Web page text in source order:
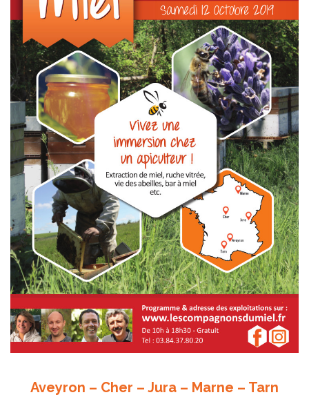
Aveyron – Cher – Jura – Marne – Tarn